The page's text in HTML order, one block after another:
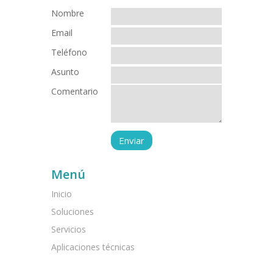
Nombre
Email
Teléfono
Asunto
Comentario
Menú
Inicio
Soluciones
Servicios
Aplicaciones técnicas